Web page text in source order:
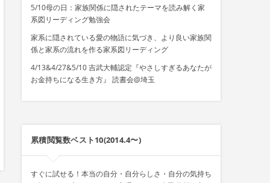
5/10母の日：家族関係に隠されたテーマを読み解く家
系図リーディング勉強会
家系に隠されている愛の物語に気づき、より良い家族関
係と家系の流れを作る家系図リーディング
4/13&4/27&5/10 吉武大輔認定『やさしすぎるあなたが
お金持ちになる生き方』 読書会@埼玉
累積閲覧数ベスト10(2014.4〜)
すぐに試せる！本当の自分・自分らしさ・自分の気持ち